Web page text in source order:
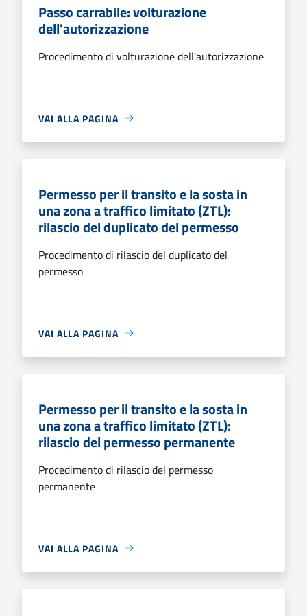
Passo carrabile: volturazione
dell'autorizzazione
Procedimento di volturazione dell'autorizzazione
VAI ALLA PAGINA
Permesso per il transito e la sosta in
una zona a traffico limitato (ZTL):
rilascio del duplicato del permesso
Procedimento di rilascio del duplicato del
permesso
VAI ALLA PAGINA
Permesso per il transito e la sosta in
una zona a traffico limitato (ZTL):
rilascio del permesso permanente
Procedimento di rilascio del permesso
permanente
VAI ALLA PAGINA